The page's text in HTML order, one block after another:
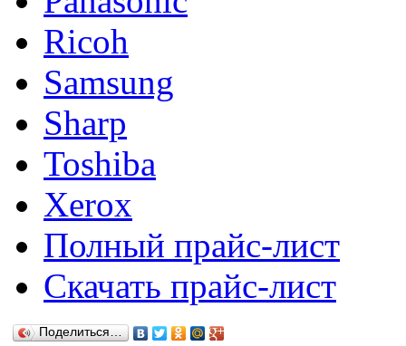
Ricoh
Samsung
Sharp
Toshiba
Xerox
Полный прайс-лист
Скачать прайс-лист
Поделиться…